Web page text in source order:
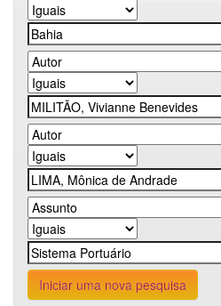
Iniciar uma nova pesquisa